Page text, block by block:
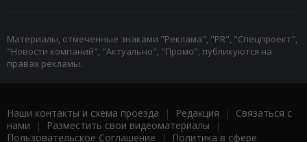
Материалы, отмеченные знаками "Реклама", "PR", "Спецпроект",
"Новости компаний", "Актуально", "Промо", публикуются на
правах рекламы.
Наши контакты и схема проезда | Редакция | Связаться с
нами | Разместить свои видеоматериалы |
Пользовательское Соглашение | Политика в сфере